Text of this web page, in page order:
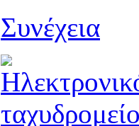
Συνέχεια